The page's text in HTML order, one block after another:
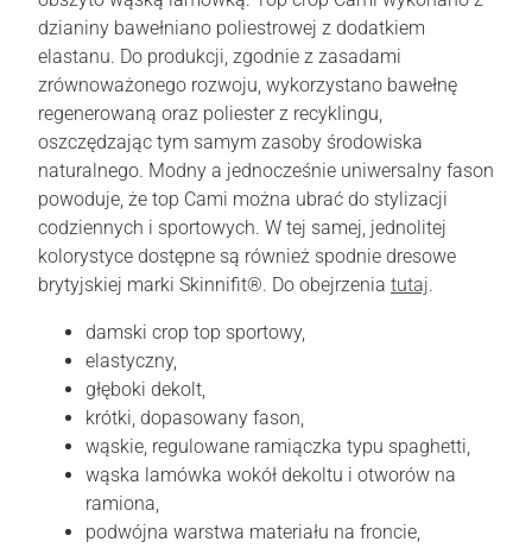
dzianiny bawełniano poliestrowej z dodatkiem
elastanu. Do produkcji, zgodnie z zasadami
zrównoważonego rozwoju, wykorzystano bawełnę
regenerowaną oraz poliester z recyklingu,
oszczędzając tym samym zasoby środowiska
naturalnego. Modny a jednocześnie uniwersalny fason
powoduje, że top Cami można ubrać do stylizacji
codziennych i sportowych. W tej samej, jednolitej
kolorystyce dostępne są również spodnie dresowe
brytyjskiej marki Skinnifit®. Do obejrzenia tutaj.
damski crop top sportowy,
elastyczny,
głęboki dekolt,
krótki, dopasowany fason,
wąskie, regulowane ramiączka typu spaghetti,
wąska lamówka wokół dekoltu i otworów na
ramiona,
podwójna warstwa materiału na froncie,